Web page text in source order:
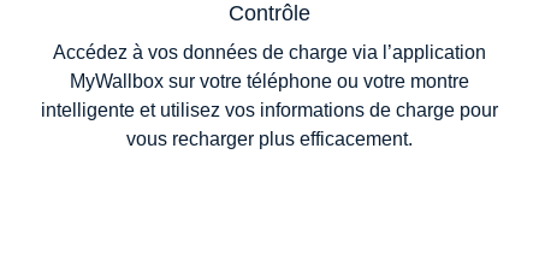
Contrôle
Accédez à vos données de charge via l’application
MyWallbox sur votre téléphone ou votre montre
intelligente et utilisez vos informations de charge pour
vous recharger plus efficacement.